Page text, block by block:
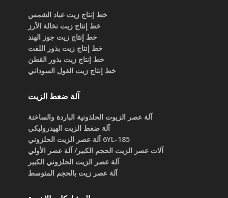
خط إنتاج زيت عباد الشمس
خط إنتاج زيت نخالة الأرز
خط إنتاج زيت جوز الهند
خط إنتاج زيت بذور اللفت
خط إنتاج زيت بذور القطن
خط إنتاج زيت الفول السوداني
آلة ضغط الزيت
آلة عصر الزيوت الحلذونية الباردة والساخنة
آلة ضغط الزيت الهيدروليكي
6YL-185 آلة عصر الزيت الحلزوني
آلات عصر الزيت الحجم الكبير/ آلة عصر الأولي
آلة عصر الزيت الحلزوني الكبير
آلة عصر زيت بالحجم المتوسط